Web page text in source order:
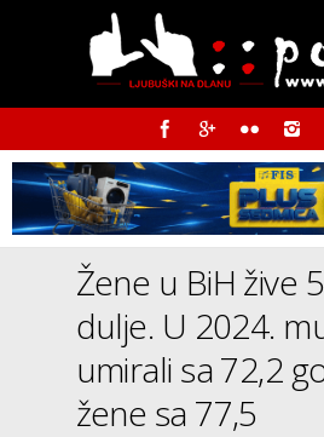
Žene u BiH žive
dulje. U 2024.
umirali sa 72,2
žene sa 77,5